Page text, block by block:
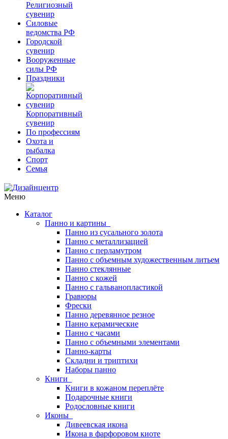
Религиозный
сувенир
Силовые
ведомства РФ
Городской
сувенир
Вооруженные
силы РФ
Праздники
Корпоративный
сувенир
По профессиям
Охота и
рыбалка
Спорт
Семья
Меню
Каталог
Панно и картины
Панно из сусального золота
Панно с металлизацией
Панно с перламутром
Панно с объемным художественным литьем
Панно стеклянные
Панно с кожей
Панно с гальванопластикой
Гравюры
Фрески
Панно деревянное резное
Панно керамические
Панно с часами
Панно с объемными элементами
Панно-карты
Складни и триптихи
Наборы панно
Книги
Книги в кожаном переплёте
Подарочные книги
Родословные книги
Иконы
Дивеевская икона
Икона в фарфоровом киоте